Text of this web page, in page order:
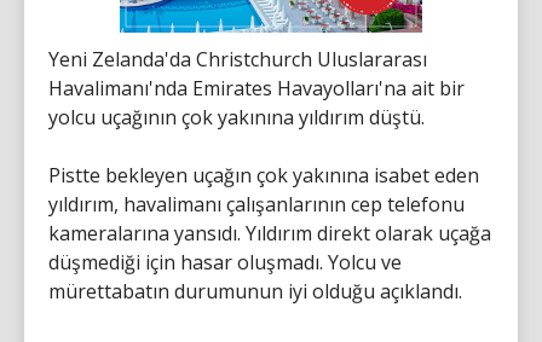
Yeni Zelanda'da Christchurch Uluslararası
Havalimanı'nda Emirates Havayolları'na ait bir
yolcu uçağının çok yakınına yıldırım düştü.
Pistte bekleyen uçağın çok yakınına isabet eden
yıldırım, havalimanı çalışanlarının cep telefonu
kameralarına yansıdı. Yıldırım direkt olarak uçağa
düşmediği için hasar oluşmadı. Yolcu ve
mürettabatın durumunun iyi olduğu açıklandı.